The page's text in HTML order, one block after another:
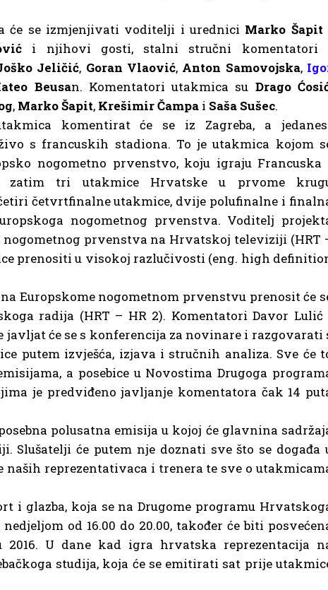
će se izmjenjivati voditelji i urednici Marko Šapit
i njihovi gosti, stalni stručni komentatori
Jeličić, Goran Vlaović, Anton Samovojska,
Beusan. Komentatori utakmica su Drago
, Marko Šapit, Krešimir Čampai Saša Sušec.
komentirat će se iz Zagreba, a
s francuskih stadiona. To je utakmica kojom
nogometno prvenstvo, koju igraju Francuska
zatim tri utakmice Hrvatske u prvome
četvrtfinalne utakmice, dvije polufinalne i
nogometnog prvenstva. Voditelj
nogometnog prvenstva na Hrvatskoj televiziji (HRT
prenositi u visokoj razlučivosti (eng. high
Europskome nogometnom prvenstvu prenosit će
radija (HRT – HR 2). Komentatori Davor Lulić
javljat će se s konferencija za novinare i razgovarati
putem izvješća, izjava i stručnih analiza. Sve će
a posebice u Novostima Drugoga
je predviđeno javljanje komentatora čak 14
polusatna emisija u kojoj će glavnina
Slušatelji će putem nje doznati sve što se događa
naših reprezentativaca i trenera te sve o
i glazba, koja se na Drugome programu
od 16.00 do 20.00, također će biti
2016. U dane kad igra hrvatska reprezentacija
studija, koja će se emitirati sat prije